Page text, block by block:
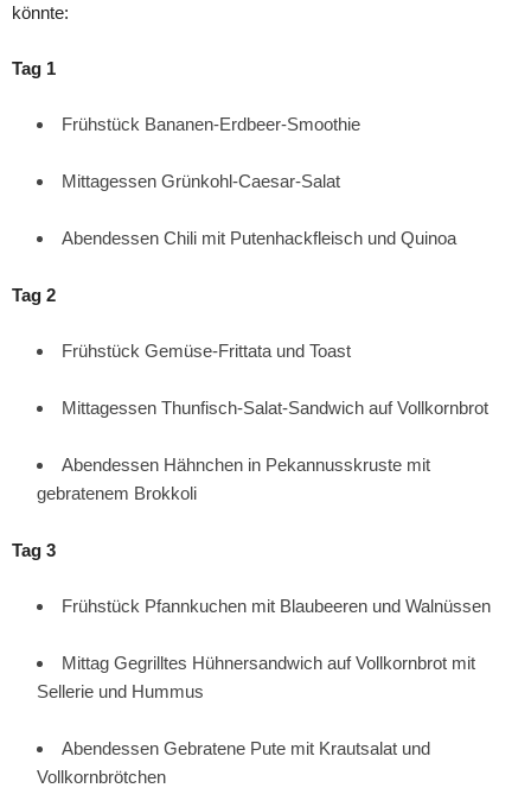
könnte:
Tag 1
Frühstück Bananen-Erdbeer-Smoothie
Mittagessen Grünkohl-Caesar-Salat
Abendessen Chili mit Putenhackfleisch und Quinoa
Tag 2
Frühstück Gemüse-Frittata und Toast
Mittagessen Thunfisch-Salat-Sandwich auf Vollkornbrot
Abendessen Hähnchen in Pekannusskruste mit
gebratenem Brokkoli
Tag 3
Frühstück Pfannkuchen mit Blaubeeren und Walnüssen
Mittag Gegrilltes Hühnersandwich auf Vollkornbrot mit
Sellerie und Hummus
Abendessen Gebratene Pute mit Krautsalat und
Vollkornbrötchen